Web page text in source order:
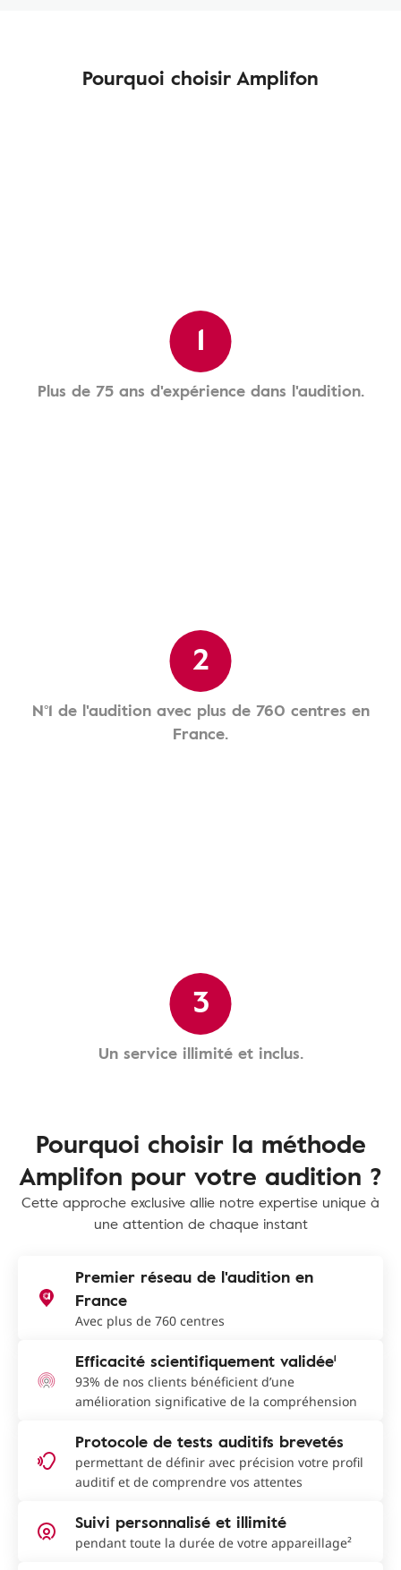
Pourquoi choisir Amplifon
1
Plus de 75 ans d'expérience dans l'audition.
2
N°1 de l'audition avec plus de 760 centres en
France.
3
Un service illimité et inclus.
Pourquoi choisir la méthode
Amplifon pour votre audition ?
Cette approche exclusive allie notre expertise unique à
une attention de chaque instant
Premier réseau de l'audition en
France
Avec plus de 760 centres
Efficacité scientifiquement validée¹
93% de nos clients bénéficient d’une
amélioration significative de la compréhension
Protocole de tests auditifs brevetés
permettant de définir avec précision votre profil
auditif et de comprendre vos attentes
Suivi personnalisé et illimité
pendant toute la durée de votre appareillage²